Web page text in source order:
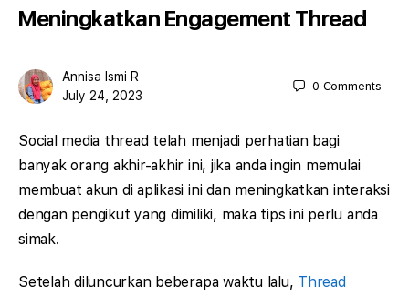
Meningkatkan Engagement Thread
Annisa Ismi R
July 24, 2023
0 Comments
Social media thread telah menjadi perhatian bagi
banyak orang akhir-akhir ini, jika anda ingin memulai
membuat akun di aplikasi ini dan meningkatkan interaksi
dengan pengikut yang dimiliki, maka tips ini perlu anda
simak.
Setelah diluncurkan beberapa waktu lalu, Thread